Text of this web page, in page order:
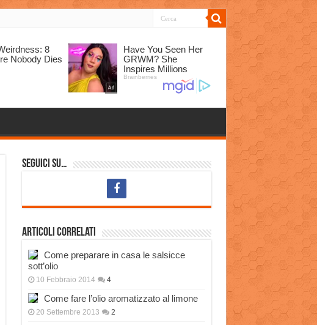
Seguici su…
Articoli correlati
Come preparare in casa le salsicce
sott’olio
10 Febbraio 2014 4
Come fare l’olio aromatizzato al limone
20 Settembre 2013 2